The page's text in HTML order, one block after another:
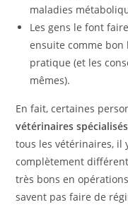
maladies
Les gens le font
ensuite comme bon
pratique (et les
mêmes).
En fait, certaines
vétérinaires
tous les vétérinaires, il
complètement
très bons en
savent pas faire de